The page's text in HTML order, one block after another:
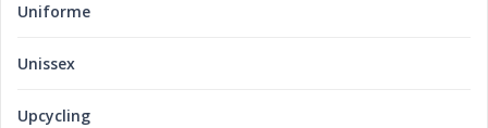
Uniforme
Unissex
Upcycling